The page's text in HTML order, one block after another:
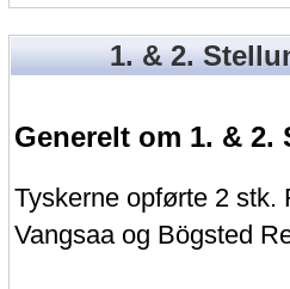
1. & 2.
Generelt om 1. &
Tyskerne opførte 2
Vangsaa og Bögsted